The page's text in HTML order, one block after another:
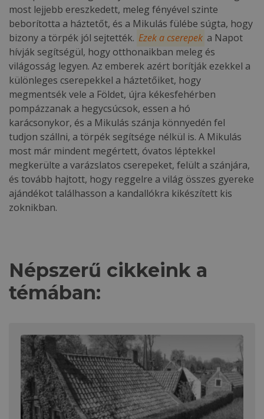
most lejjebb ereszkedett, meleg fényével szinte
beborította a háztetőt, és a Mikulás fülébe súgta, hogy
bizony a törpék jól sejtették. Ezek a cserepek a Napot
hívják segítségül, hogy otthonaikban meleg és
világosság legyen. Az emberek azért borítják ezekkel a
különleges cserepekkel a háztetőiket, hogy
megmentsék vele a Földet, újra kékesfehérben
pompázzanak a hegycsúcsok, essen a hó
karácsonykor, és a Mikulás szánja könnyedén fel
tudjon szállni, a törpék segítsége nélkül is. A Mikulás
most már mindent megértett, óvatos léptekkel
megkerülte a varázslatos cserepeket, felült a szánjára,
és tovább hajtott, hogy reggelre a világ összes gyereke
ajándékot találhasson a kandallókra kikészített kis
zoknikban.
Népszerű cikkeink a
témában: